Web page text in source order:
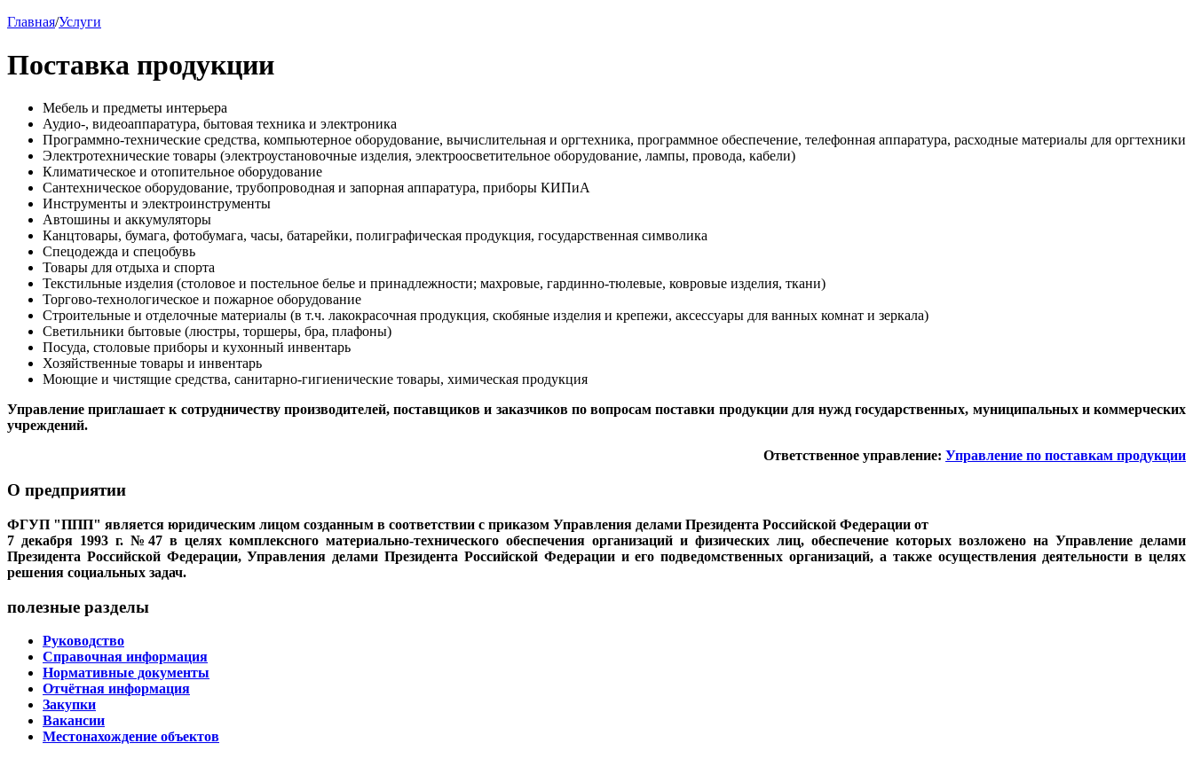
Главная/Услуги
Поставка продукции
Мебель и предметы интерьера
Аудио-, видеоаппаратура, бытовая техника и электроника
Программно-технические средства, компьютерное оборудование, вычислительная и оргтехника, программное обеспечение, телефонная аппаратура, расходные материалы для оргтехники
Электротехнические товары (электроустановочные изделия, электроосветительное оборудование, лампы, провода, кабели)
Климатическое и отопительное оборудование
Сантехническое оборудование, трубопроводная и запорная аппаратура, приборы КИПиА
Инструменты и электроинструменты
Автошины и аккумуляторы
Канцтовары, бумага, фотобумага, часы, батарейки, полиграфическая продукция, государственная символика
Спецодежда и спецобувь
Товары для отдыха и спорта
Текстильные изделия (столовое и постельное белье и принадлежности; махровые, гардинно-тюлевые, ковровые изделия, ткани)
Торгово-технологическое и пожарное оборудование
Строительные и отделочные материалы (в т.ч. лакокрасочная продукция, скобяные изделия и крепежи, аксессуары для ванных комнат и зеркала)
Светильники бытовые (люстры, торшеры, бра, плафоны)
Посуда, столовые приборы и кухонный инвентарь
Хозяйственные товары и инвентарь
Моющие и чистящие средства, санитарно-гигиенические товары, химическая продукция
Управление приглашает к сотрудничеству производителей, поставщиков и заказчиков по вопросам поставки продукции для нужд государственных, муниципальных и коммерческих
учреждений.
Ответственное управление: Управление по поставкам продукции
О предприятии
ФГУП "ППП" является юридическим лицом созданным в соответствии с приказом Управления делами Президента Российской Федерации от
7 декабря 1993 г. №47 в целях комплексного материально-технического обеспечения организаций и физических лиц, обеспечение которых возложено на Управление делами
Президента Российской Федерации, Управления делами Президента Российской Федерации и его подведомственных организаций, а также осуществления деятельности в целях
решения социальных задач.
полезные разделы
Руководство
Справочная информация
Нормативные документы
Отчётная информация
Закупки
Вакансии
Местонахождение объектов